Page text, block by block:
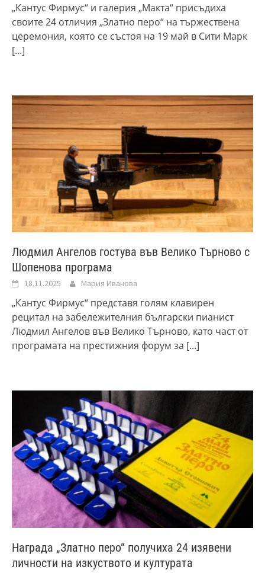
„Кантус Фирмус“ и галерия „Макта“ присъдиха
своите 24 отличия „Златно перо“ на тържествена
церемония, която се състоя на 19 май в Сити Марк
[...]
Людмил Ангелов гостува във Велико Търново с
Шопенова програма
18.11.2025 Мария Иванова
„Кантус Фирмус“ представя голям клавирен
рецитал на забележителния български пианист
Людмил Ангелов във Велико Търново, като част от
програмата на престижния форум за [...]
Награда „Златно перо“ получиха 24 изявени
личности на изкуството и културата